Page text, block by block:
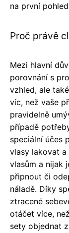
na první
Proč právě
Mezi hlavní
porovnání s
vzhled, ale
víc, než vaše
pravidelně
případě
speciální účes
vlasy lakovat a
vlasům a nijak
připnout či
náladě. Díky
ztracené
otáčet více,
sety objednat